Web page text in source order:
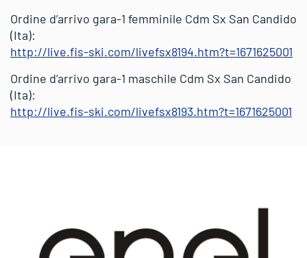
Ordine d’arrivo gara-1 femminile Cdm Sx San Candido
(Ita):
http://live.fis-ski.com/livefsx8194.htm?t=1671625001
Ordine d’arrivo gara-1 maschile Cdm Sx San Candido
(Ita):
http://live.fis-ski.com/livefsx8193.htm?t=1671625001